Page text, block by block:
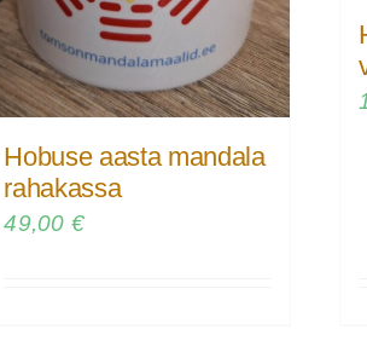
Hobuse aasta mandala
rahakassa
49,00€